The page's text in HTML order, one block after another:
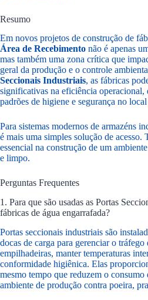
Resumo
Em novos projetos de construção de
Área de Recebimento não é apenas
mas também uma zona crítica que
geral da produção e o controle
Seccionais Industriais, as fábricas
significativas na eficiência operacional,
padrões de higiene e segurança no
Para sistemas modernos de armazéns
é mais uma simples solução de acesso.
essencial na construção de um
e limpo.
Perguntas Frequentes
1. Para que são usadas as Portas
fábricas de água engarrafada?
Portas seccionais industriais são
docas de carga para gerenciar o
empilhadeiras, manter temperaturas
conformidade higiênica. Elas
mesmo tempo que reduzem o consumo
ambiente de produção contra poeira,